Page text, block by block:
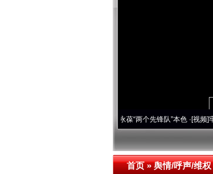
永葆“两个先锋队”本色·[视频]牢记初心
首页»舆情/呼声/维权